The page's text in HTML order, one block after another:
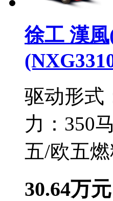
徐工 漢
驱动形式
力： 350
五/欧五燃
30.64万元